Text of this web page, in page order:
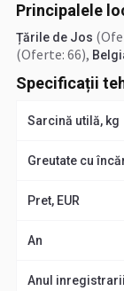
Principalele
Țările de Jos
(Oferte: 66),
Specificații
Sarcină utilă, kg
Greutate cu
Pret, EUR
An
Anul inregistrarii